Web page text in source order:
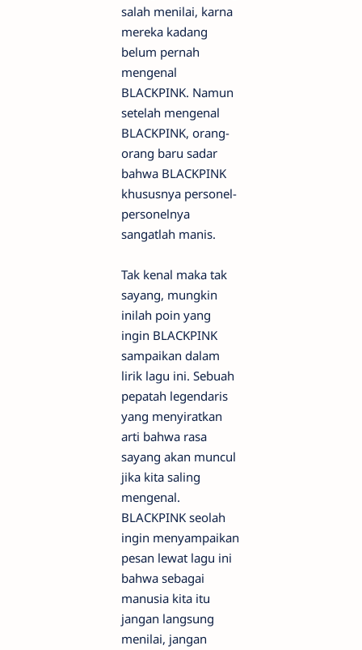
salah menilai, karna
mereka kadang
belum pernah
mengenal
BLACKPINK. Namun
setelah mengenal
BLACKPINK, orang-
orang baru sadar
bahwa BLACKPINK
khususnya personel-
personelnya
sangatlah manis.
Tak kenal maka tak
sayang, mungkin
inilah poin yang
ingin BLACKPINK
sampaikan dalam
lirik lagu ini. Sebuah
pepatah legendaris
yang menyiratkan
arti bahwa rasa
sayang akan muncul
jika kita saling
mengenal.
BLACKPINK seolah
ingin menyampaikan
pesan lewat lagu ini
bahwa sebagai
manusia kita itu
jangan langsung
menilai, jangan